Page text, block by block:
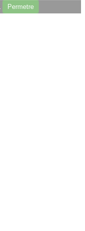
Permetre